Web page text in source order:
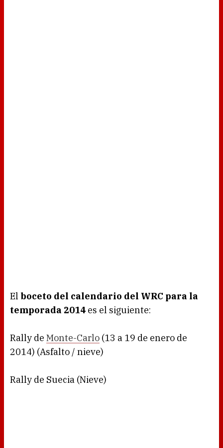
El boceto del calendario del WRC para la
temporada 2014 es el siguiente:
Rally de Monte-Carlo (13 a 19 de enero de
2014) (Asfalto / nieve)
Rally de Suecia (Nieve)